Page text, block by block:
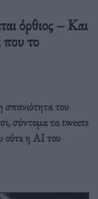
όρθιος – Και
που το
σπανιότητα του
σύντομα τα tweets
ούτε η AI του